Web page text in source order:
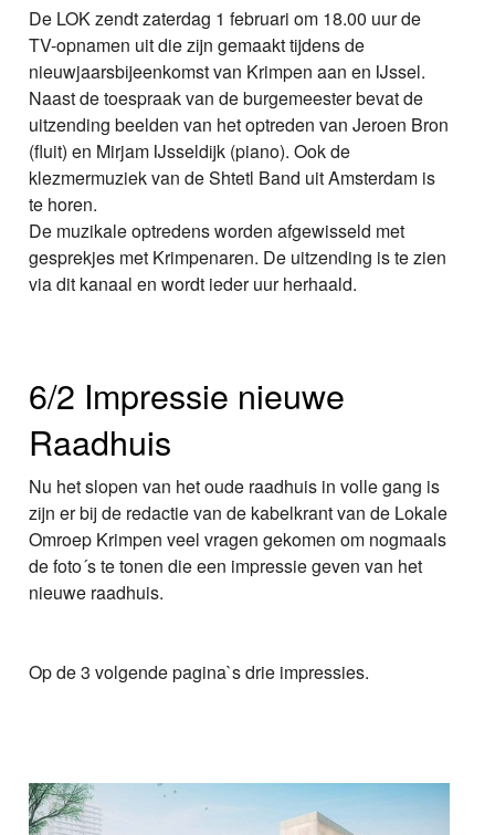
De LOK zendt zaterdag 1 februari om 18.00 uur de
TV-opnamen uit die zijn gemaakt tijdens de
nieuwjaarsbijeenkomst van Krimpen aan en IJssel.
Naast de toespraak van de burgemeester bevat de
uitzending beelden van het optreden van Jeroen Bron
(fluit) en Mirjam IJsseldijk (piano). Ook de
klezmermuziek van de Shtetl Band uit Amsterdam is
te horen.
De muzikale optredens worden afgewisseld met
gesprekjes met Krimpenaren. De uitzending is te zien
via dit kanaal en wordt ieder uur herhaald.
6/2 Impressie nieuwe
Raadhuis
Nu het slopen van het oude raadhuis in volle gang is
zijn er bij de redactie van de kabelkrant van de Lokale
Omroep Krimpen veel vragen gekomen om nogmaals
de foto´s te tonen die een impressie geven van het
nieuwe raadhuis.
Op de 3 volgende pagina`s drie impressies.